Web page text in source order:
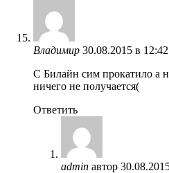
Владимир 30.08.2015 в 12:42
C Билайн сим прокатило а
ничего не получается(
Ответить
admin автор